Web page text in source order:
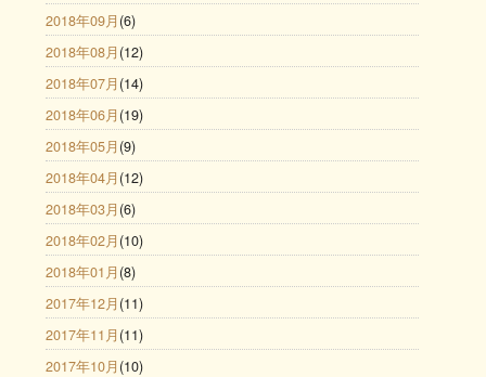
2018年09月 (6)
2018年08月 (12)
2018年07月 (14)
2018年06月 (19)
2018年05月 (9)
2018年04月 (12)
2018年03月 (6)
2018年02月 (10)
2018年01月 (8)
2017年12月 (11)
2017年11月 (11)
2017年10月 (10)